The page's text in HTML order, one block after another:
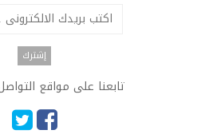
تابعنا على مواقع